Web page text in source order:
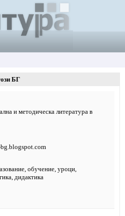
БГ
и методическа литература в
blogspot.com
,обучение,уроци,
, дидактика